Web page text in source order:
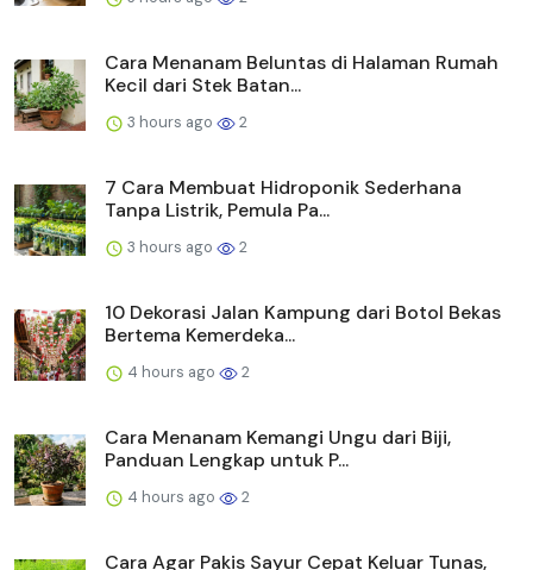
Cara Menanam Beluntas di Halaman Rumah
Kecil dari Stek Batan...
3 hours ago 2
7 Cara Membuat Hidroponik Sederhana
Tanpa Listrik, Pemula Pa...
3 hours ago 2
10 Dekorasi Jalan Kampung dari Botol Bekas
Bertema Kemerdeka...
4 hours ago 2
Cara Menanam Kemangi Ungu dari Biji,
Panduan Lengkap untuk P...
4 hours ago 2
Cara Agar Pakis Sayur Cepat Keluar Tunas,